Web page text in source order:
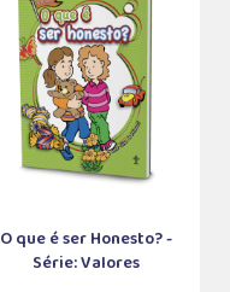
O que é ser Honesto? -
Série: Valores